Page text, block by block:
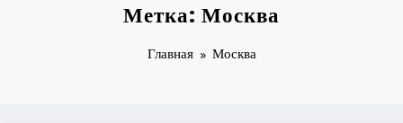
Метка: Москва
Главная Москва